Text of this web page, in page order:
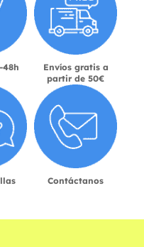
48h
Envíos gratis a
partir de 50€
Contáctanos